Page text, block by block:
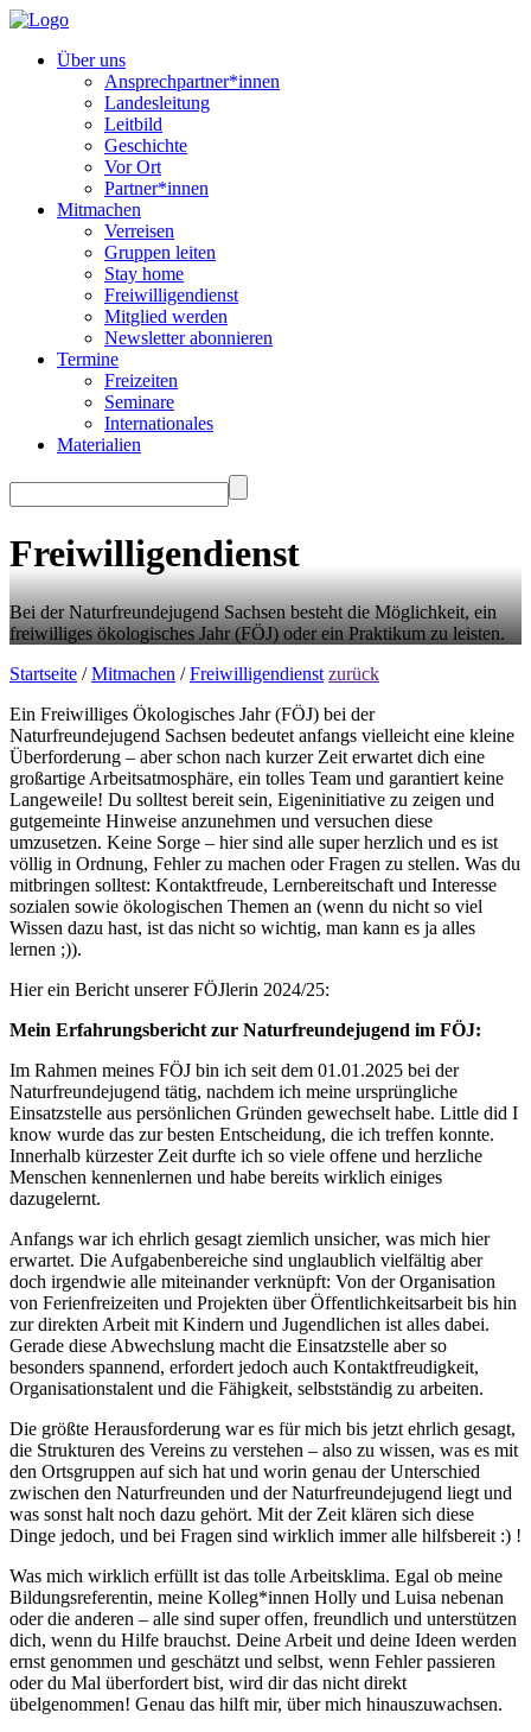
Über uns
Ansprechpartner*innen
Landesleitung
Leitbild
Geschichte
Vor Ort
Partner*innen
Mitmachen
Verreisen
Gruppen leiten
Stay home
Freiwilligendienst
Mitglied werden
Newsletter abonnieren
Termine
Freizeiten
Seminare
Internationales
Materialien
Freiwilligendienst
Bei der Naturfreundejugend Sachsen besteht die Möglichkeit, ein
freiwilliges ökologisches Jahr (FÖJ) oder ein Praktikum zu leisten.
Startseite /Mitmachen /Freiwilligendienst zurück
Ein Freiwilliges Ökologisches Jahr (FÖJ) bei der
Naturfreundejugend Sachsen bedeutet anfangs vielleicht eine kleine
Überforderung – aber schon nach kurzer Zeit erwartet dich eine
großartige Arbeitsatmosphäre, ein tolles Team und garantiert keine
Langeweile! Du solltest bereit sein, Eigeninitiative zu zeigen und
gutgemeinte Hinweise anzunehmen und versuchen diese
umzusetzen. Keine Sorge – hier sind alle super herzlich und es ist
völlig in Ordnung, Fehler zu machen oder Fragen zu stellen. Was du
mitbringen solltest: Kontaktfreude, Lernbereitschaft und Interesse
sozialen sowie ökologischen Themen an (wenn du nicht so viel
Wissen dazu hast, ist das nicht so wichtig, man kann es ja alles
lernen ;)).
Hier ein Bericht unserer FÖJlerin 2024/25:
Mein Erfahrungsbericht zur Naturfreundejugend im FÖJ:
Im Rahmen meines FÖJ bin ich seit dem 01.01.2025 bei der
Naturfreundejugend tätig, nachdem ich meine ursprüngliche
Einsatzstelle aus persönlichen Gründen gewechselt habe. Little did I
know wurde das zur besten Entscheidung, die ich treffen konnte.
Innerhalb kürzester Zeit durfte ich so viele offene und herzliche
Menschen kennenlernen und habe bereits wirklich einiges
dazugelernt.
Anfangs war ich ehrlich gesagt ziemlich unsicher, was mich hier
erwartet. Die Aufgabenbereiche sind unglaublich vielfältig aber
doch irgendwie alle miteinander verknüpft: Von der Organisation
von Ferienfreizeiten und Projekten über Öffentlichkeitsarbeit bis hin
zur direkten Arbeit mit Kindern und Jugendlichen ist alles dabei.
Gerade diese Abwechslung macht die Einsatzstelle aber so
besonders spannend, erfordert jedoch auch Kontaktfreudigkeit,
Organisationstalent und die Fähigkeit, selbstständig zu arbeiten.
Die größte Herausforderung war es für mich bis jetzt ehrlich gesagt,
die Strukturen des Vereins zu verstehen – also zu wissen, was es mit
den Ortsgruppen auf sich hat und worin genau der Unterschied
zwischen den Naturfreunden und der Naturfreundejugend liegt und
was sonst halt noch dazu gehört. Mit der Zeit klären sich diese
Dinge jedoch, und bei Fragen sind wirklich immer alle hilfsbereit :) !
Was mich wirklich erfüllt ist das tolle Arbeitsklima. Egal ob meine
Bildungsreferentin, meine Kolleg*innen Holly und Luisa nebenan
oder die anderen – alle sind super offen, freundlich und unterstützen
dich, wenn du Hilfe brauchst. Deine Arbeit und deine Ideen werden
ernst genommen und geschätzt und selbst, wenn Fehler passieren
oder du Mal überfordert bist, wird dir das nicht direkt
übelgenommen! Genau das hilft mir, über mich hinauszuwachsen.